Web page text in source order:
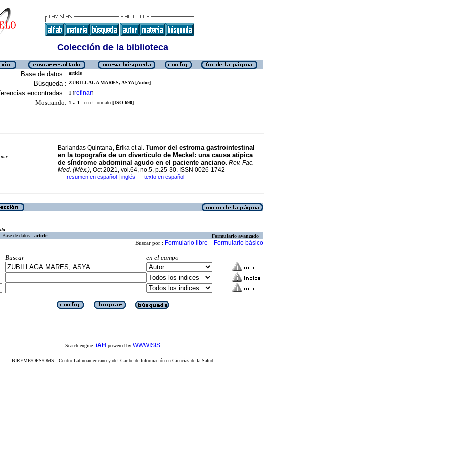
Colección de la biblioteca
Base de datos : article
Búsqueda : ZUBILLAGA MARES, ASYA [Autor]
encontradas : 1 [refinar]
Mostrando: 1 .. 1 en el formato [ISO 690]
Barlandas Quintana, Érika et al. Tumor del estroma gastrointestinal
en la topografía de un divertículo de Meckel: una causa atípica
de síndrome abdominal agudo en el paciente anciano. Rev. Fac.
Med. (Méx.), Oct 2021, vol.64, no.5, p.25-30. ISSN 0026-1742
· resumen en español inglés · texto en español
Base de datos : article Formulario avanzado
Buscar por : Formulario libre Formulario básico
Buscar
en el campo
Search engine: iAH powered by WWWISIS
BIREME/OPS/OMS - Centro Latinoamericano y del Caribe de Información en Ciencias de la Salud